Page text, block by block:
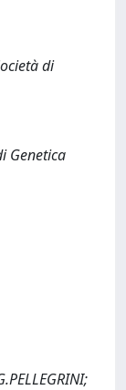
di
Genetica